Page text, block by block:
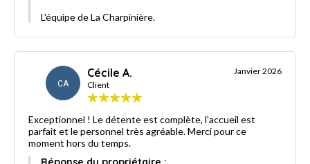
L'équipe de La Charpinière.
CA
Cécile A.
Client
Janvier 2026
Exceptionnel ! Le détente est complète, l'accueil est
parfait et le personnel très agréable. Merci pour ce
moment hors du temps.